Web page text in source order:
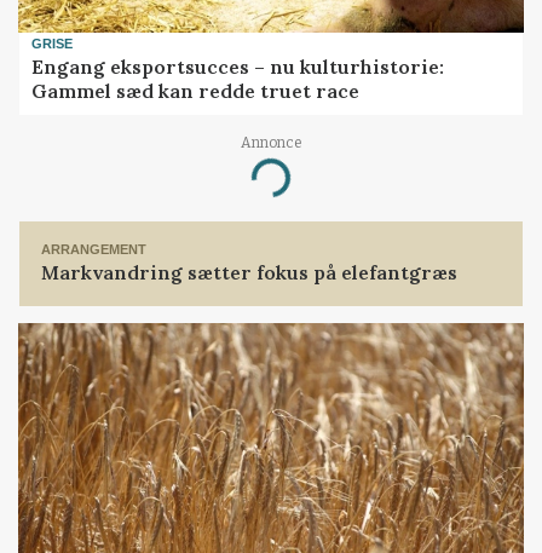
GRISE
Engang eksportsucces – nu kulturhistorie:
Gammel sæd kan redde truet race
Annonce
Loading...
ARRANGEMENT
Markvandring sætter fokus på elefantgræs